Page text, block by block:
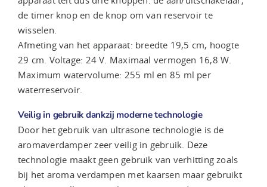
de timer knop en de knop om van reservoir te
wisselen.
Afmeting van het apparaat: breedte 19,5 cm, hoogte
29 cm. Voltage: 24 V. Maximaal vermogen 16,8 W.
Maximum watervolume: 255 ml en 85 ml per
waterreservoir.
Veilig in gebruik dankzij moderne technologie
Door het gebruik van ultrasone technologie is de
aromaverdamper zeer veilig in gebruik. Deze
technologie maakt geen gebruik van verhitting zoals
bij het aroma verdampen met kaarsen maar gebruikt